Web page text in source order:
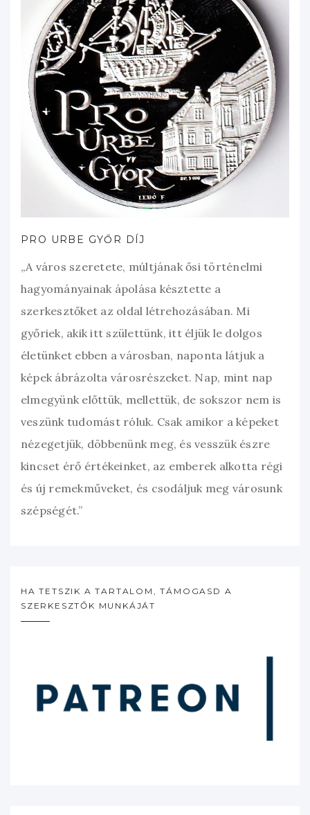
PRO URBE GYŐR DÍJ
„A város szeretete, múltjának ősi történelmi
hagyományainak ápolása késztette a
szerkesztőket az oldal létrehozásában. Mi
győriek, akik itt születtünk, itt éljük le dolgos
életünket ebben a városban, naponta látjuk a
képek ábrázolta városrészeket. Nap, mint nap
elmegyünk előttük, mellettük, de sokszor nem is
veszünk tudomást róluk. Csak amikor a képeket
nézegetjük, döbbenünk meg, és vesszük észre
kincset érő értékeinket, az emberek alkotta régi
és új remekműveket, és csodáljuk meg városunk
szépségét.”
HA TETSZIK A TARTALOM, TÁMOGASD A
SZERKESZTŐK MUNKÁJÁT